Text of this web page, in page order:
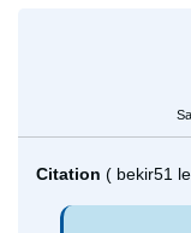
Citation ( bekir51